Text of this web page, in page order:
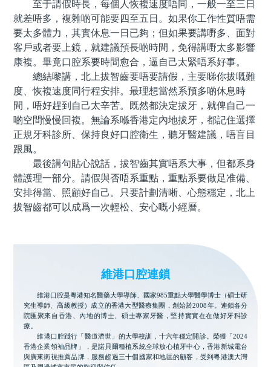
至于請假時長，每個人恢複速度唔同，一般一至三日
就差唔多，複雜啲可能要四至五日。如果你工作性質唔需
要太多體力，其實休息一日已夠；但如果要講嘢多、面對
客戶或者要上鏡，就建議預長啲時間，免得講嘢太多影響
康複。畢竟口腔系要時間愈合，逼自己太緊唔系好事。
總結嚟講，北上拔智齒要唔要請假，主要睇你拔嘅難
度、恢複速度同行程安排。最理想當然系預多啲休息時
間，唔好趕到自己太辛苦。既然都決定拔牙，就俾自己一
啲空間慢慢回複。無論系喺香港定內地拔牙，都記住選擇
正規牙科診所、保持良好口腔衛生，聽牙醫建議，唔盲目
跟風。
最後講句貼心說話，拔智齒其實唔系大事，但都系身
體護理一部分。請假與否唔系重點，重點系要做足准備、
安排得當、照顧好自己。只要計劃清晰、心態穩定，北上
拔智齒都可以成爲一次輕松、安心嘅小經曆。
維港口腔連鎖
維港口腔是粵港知名醫藥大學導師、國家985重點大學醫學博士（碩士研
究生導師、高級教授）成立的香港大型醫療集團，創始於2008年。連鎖各分
院匯聚來自香港、內地的博士、碩士專家牙醫，堅持實實在在做好牙科診
療。
維港口腔踐行「醫道濟世」的大學校訓，十六年穩定開診。榮獲「2024
香港企業領袖品牌」，是諾貝爾種植系統全球放心植牙中心，香港新城電台
與廣東衛視推薦品牌，服務超過三十個國家和地區的顧客，受到粵港澳大灣